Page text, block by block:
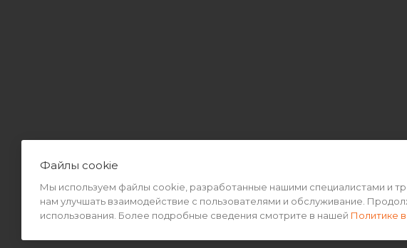
2026 © Интернет-магазин MiMall® • Не является публичной офертой • 2026 г.
Файлы cookie
Мы используем файлы cookie, разработанные нашими специалистами и
нам улучшать взаимодействие с пользователями и обслуживание.
использования. Более подробные сведения смотрите в нашей Политике